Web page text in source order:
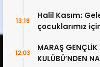
Halil Kasım:
çocuklarımız
13:18
MARAŞ GENÇLİK
KULÜBÜ’NDEN
12:03